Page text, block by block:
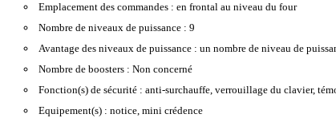
Emplacement des commandes : en frontal au niveau du four
Nombre de niveaux de puissance : 9
Avantage des niveaux de puissance : un nombre de niveau de
Nombre de boosters : Non concerné
Fonction(s) de sécurité : anti-surchauffe, verrouillage du clavier,
Equipement(s) : notice, mini crédence